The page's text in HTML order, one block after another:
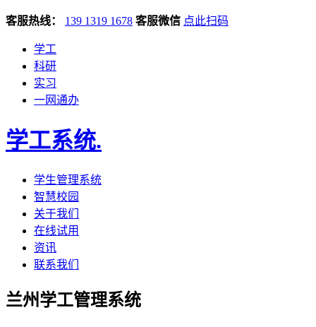
客服热线： 139 1319 1678 客服微信 点此扫码
学工
科研
实习
一网通办
学工系统.
学生管理系统
智慧校园
关于我们
在线试用
资讯
联系我们
兰州学工管理系统